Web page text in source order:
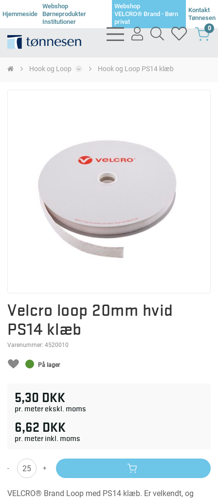
Hjemmeside
Webshop
Børneprodukter
Institutioner
Webshop
VELCRO® Brand - Børn
privat
Kontakt
Tønnesen
bars
light
user
searchheart 0
Hook og Loop Hook og Loop PS14 klæb
Velcro loop 20mm hvid
PS14 klæb
Varenummer: 4520010
På lager
5,30 DKK
pr. meter ekskl. moms
6,62 DKK
pr. meter inkl. moms
- +
VELCRO® Brand Loop med PS14 klæb. Er velkendt, og